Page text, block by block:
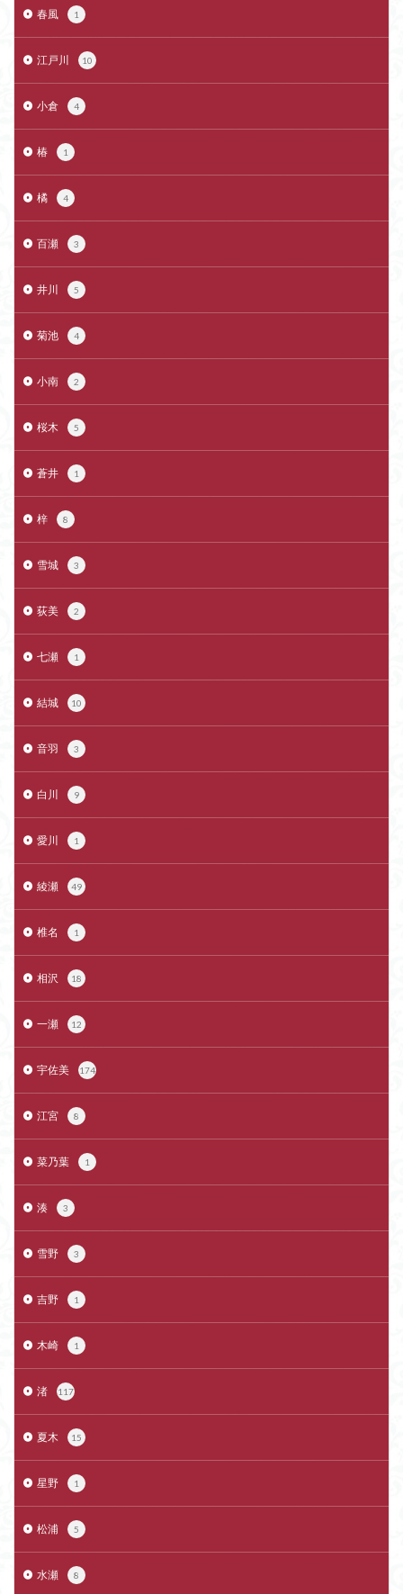
春風 1
江戸川 10
小倉 4
椿 1
橘 4
百瀬 3
井川 5
菊池 4
小南 2
桜木 5
蒼井 1
梓 8
雪城 3
荻美 2
七瀬 1
結城 10
音羽 3
白川 9
愛川 1
綾瀬 49
椎名 1
相沢 18
一瀬 12
宇佐美 174
江宮 8
菜乃葉 1
湊 3
雪野 3
吉野 1
木崎 1
渚 117
夏木 15
星野 1
松浦 5
水瀬 8